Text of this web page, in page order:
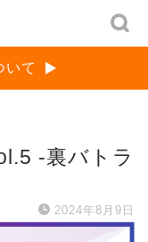
いて
-裏バトラ
2024年8月9日